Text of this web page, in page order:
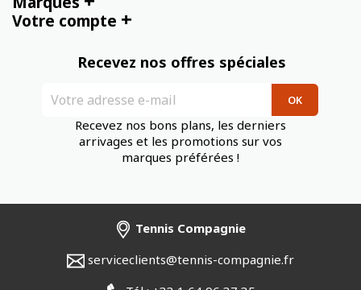
Votre compte +
Recevez nos offres spéciales
Recevez nos bons plans, les derniers
arrivages et les promotions sur vos
marques préférées !
Tennis Compagnie
serviceclients@tennis-compagnie.fr